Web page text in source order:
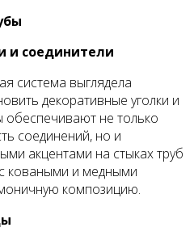
и соединители
система выглядела
декоративные уголки и
обеспечивают не только
соединений, но и
акцентами на стыках труб
коваными и медными
композицию.